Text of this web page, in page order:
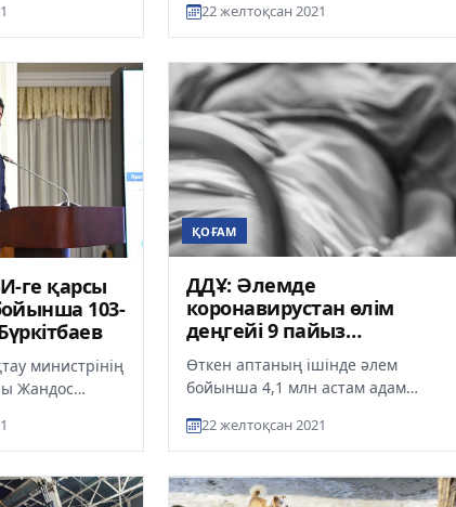
қамту
сақтау...
22 желтоқсан 2021
ге қарсы
103-
министрінің
Жандос
жа...
ҚОҒАМ
ДДҰ: Әлемде
коронавирустан өлім
деңгейі 9 пайыз
қысқарды
Өткен аптаның ішінде әлем
бойынша 4,1 млн астам адам
мыңнан астамы қайтыс болды.
Дүниежүзі...
22 желтоқсан 2021